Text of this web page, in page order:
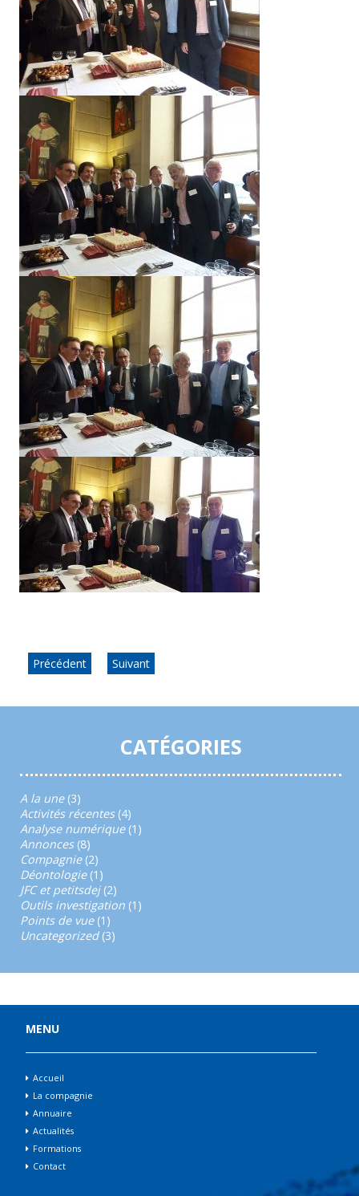
Précédent Suivant
CATÉGORIES
A la une(3)
Activités récentes(4)
Analyse numérique(1)
Annonces(8)
Compagnie(2)
Déontologie(1)
JFC et petitsdej(2)
Outils investigation (1)
Points de vue(1)
Uncategorized(3)
MENU
Accueil
La compagnie
Annuaire
Actualités
Formations
Contact